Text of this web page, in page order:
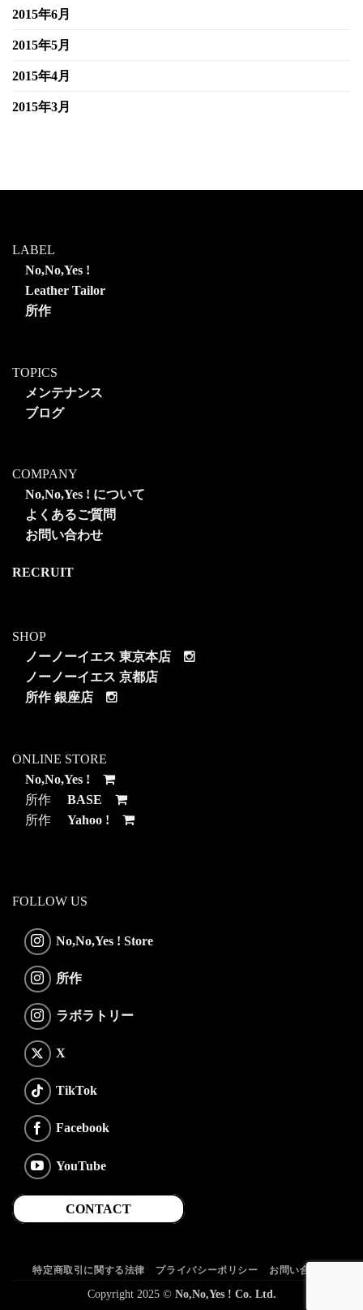
2015年6月
2015年5月
2015年4月
2015年3月
LABEL
No,No,Yes !
Leather Tailor
所作
TOPICS
メンテナンス
ブログ
COMPANY
No,No,Yes ! について
よくあるご質問
お問い合わせ
RECRUIT
SHOP
ノーノーイエス 東京本店
ノーノーイエス 京都店
所作 銀座店
ONLINE STORE
No,No,Yes !
所作 BASE
所作 Yahoo !
FOLLOW US
No,No,Yes ! Store
所作
ラボラトリー
X
TikTok
Facebook
YouTube
CONTACT
特定商取引に関する法律 プライバシーポリシー お問い合わせ
Copyright 2025 © No,No,Yes ! Co. Ltd.